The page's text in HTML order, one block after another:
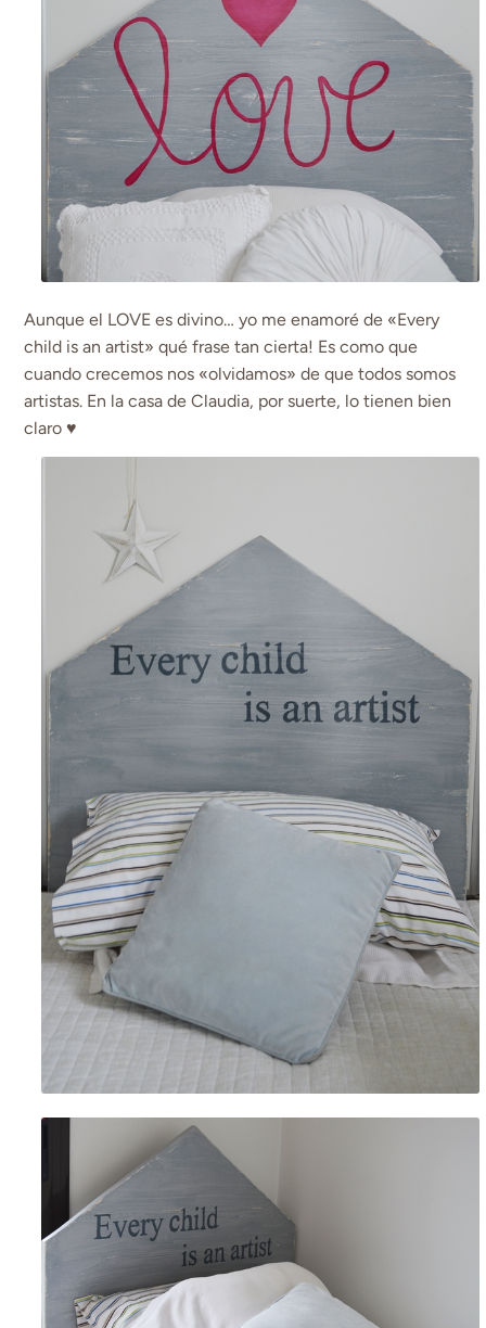
Aunque el LOVE es divino… yo me enamoré de «Every
child is an artist» qué frase tan cierta! Es como que
cuando crecemos nos «olvidamos» de que todos somos
artistas. En la casa de Claudia, por suerte, lo tienen bien
claro ♥